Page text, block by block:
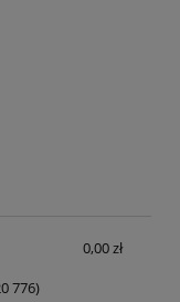
776)
0,00 zł